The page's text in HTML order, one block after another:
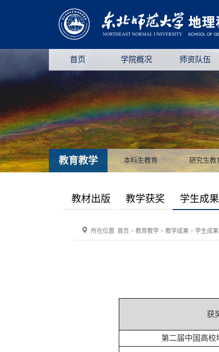
首页 学院概况 师资队伍
教育教学 本科生教育 研究生教
教材出版 教学获奖 学生成果
所在位置: 首页 > 教育教学 > 教学成果 > 学生成果
获
第二届中国高校